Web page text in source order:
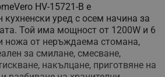
HV-15721-B е
уред с осем начина за
Той има мощност от 1200W и 6
ножа от неръждаема стомана,
за смилане, смесване,
накълцане, приготвяне на